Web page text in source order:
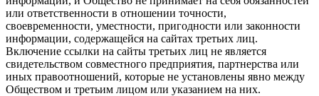
или ответственности в отношении точности,
своевременности, уместности, пригодности или законности
информации, содержащейся на сайтах третьих лиц.
Включение ссылки на сайты третьих лиц не является
свидетельством совместного предприятия, партнерства или
иных правоотношений, которые не установлены явно между
Обществом и третьим лицом или указанием на них.